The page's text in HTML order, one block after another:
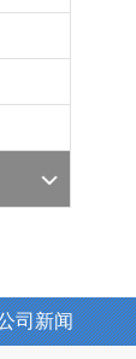
司新闻